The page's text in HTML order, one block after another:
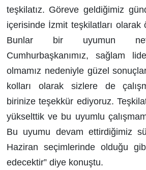
teşkilatız. Göreve geldiğimiz
içerisinde İzmit teşkilatları olarak
Bunlar bir uyumun
Cumhurbaşkanımız, sağlam
olmamız nedeniyle güzel
kolları olarak sizlere de
birinize teşekkür ediyoruz.
yükselttik ve bu uyumlu
Bu uyumu devam ettirdiğimiz
Haziran seçimlerinde olduğu
edecektir” diye konuştu.